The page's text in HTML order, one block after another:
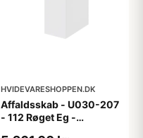
HVIDEVARESHOPPEN.DK
Affaldsskab - U030-207
- 112 Røget Eg -